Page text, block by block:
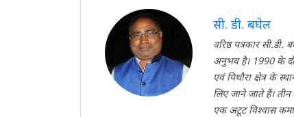
सी. डी. बघेल
वरिष्ठ पत्रकार
अनुभव है। 1990 के
एवं पिथौरा क्षेत्र के
लिए जाने जाते हैं।
एक अटूट विश्वास